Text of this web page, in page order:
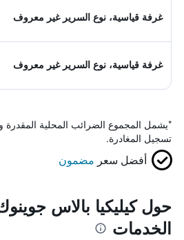
غرفة قياسية، نوع السرير غير معروف
غرفة قياسية، نوع السرير غير معروف
*يشمل المجموع الضرائب المحلية المقدرة
تسجيل المغادرة.
أفضل سعر مضمون
حول كيليكيا بالاس
الخدمات